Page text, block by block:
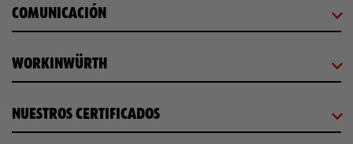
COMUNICACIÓN
WORKINWÜRTH
NUESTROS CERTIFICADOS